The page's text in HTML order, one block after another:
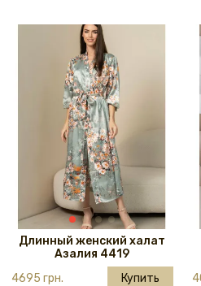
Длинный женский халат
Азалия 4419
4695 грн.
Купить